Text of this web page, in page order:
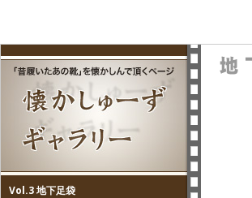
Vol.3 地下足袋